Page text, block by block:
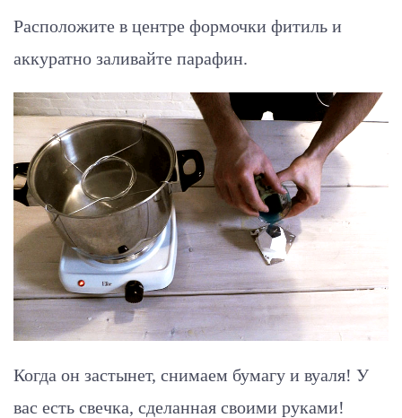
Расположите в центре формочки фитиль и
аккуратно заливайте парафин.
Когда он застынет, снимаем бумагу и вуаля! У
вас есть свечка, сделанная своими руками!